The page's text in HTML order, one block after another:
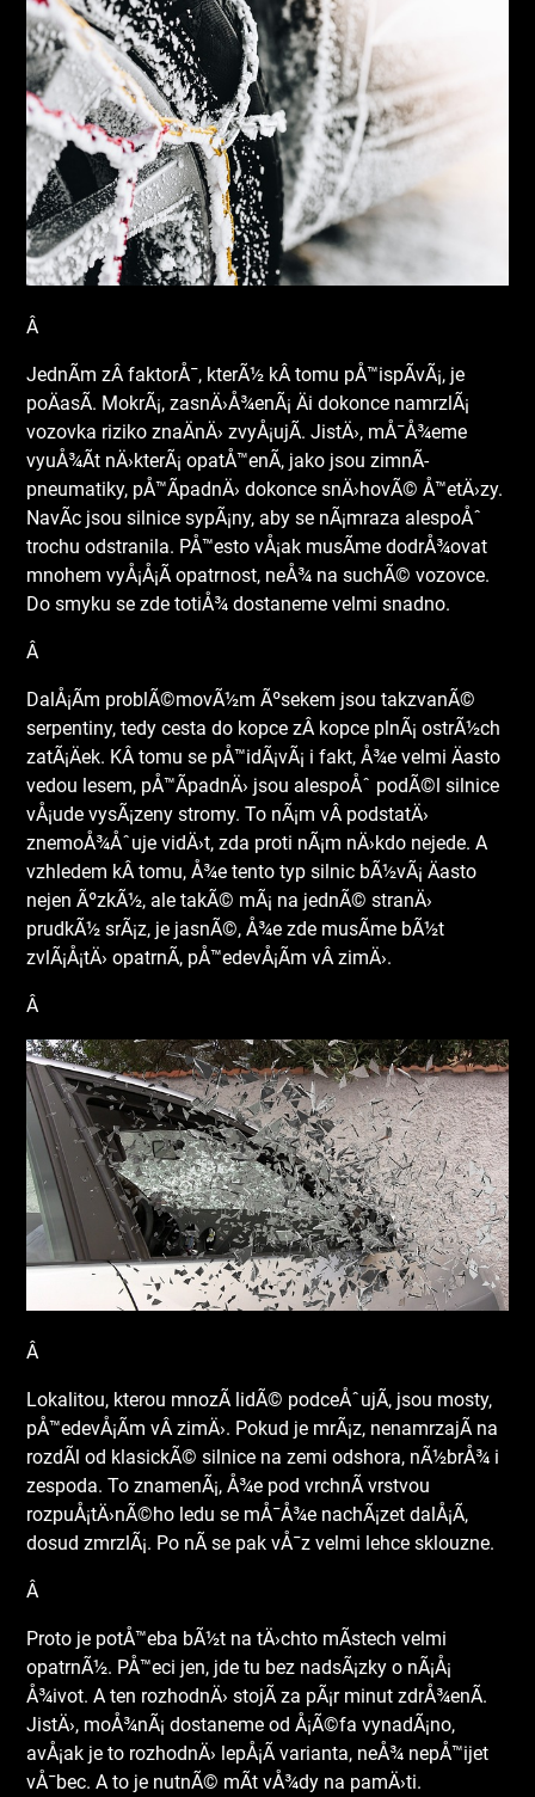
Â
JednÃ­m zÂ faktorÅ¯, kterÃ½ kÂ tomu pÅ™ispÃ­vÃ¡, je
poÄasÃ­. MokrÃ¡, zasnÄ›Å¾enÃ¡ Äi dokonce namrzlÃ¡
vozovka riziko znaÄnÄ› zvyÅ¡ujÃ­. JistÄ›, mÅ¯Å¾eme
vyuÅ¾Ã­t nÄ›kterÃ¡ opatÅ™enÃ­, jako jsou zimnÃ­
pneumatiky, pÅ™Ã­padnÄ› dokonce snÄ›hovÃ© Å™etÄ›zy.
NavÃ­c jsou silnice sypÃ¡ny, aby se nÃ¡mraza alespoÅˆ
trochu odstranila. PÅ™esto vÅ¡ak musÃ­me dodrÅ¾ovat
mnohem vyÅ¡Å¡Ã­ opatrnost, neÅ¾ na suchÃ© vozovce.
Do smyku se zde totiÅ¾ dostaneme velmi snadno.
Â
DalÅ¡Ã­m problÃ©movÃ½m Ãºsekem jsou takzvanÃ©
serpentiny, tedy cesta do kopce zÂ kopce plnÃ¡ ostrÃ½ch
zatÃ¡Äek. KÂ tomu se pÅ™idÃ¡vÃ¡ i fakt, Å¾e velmi Äasto
vedou lesem, pÅ™Ã­padnÄ› jsou alespoÅˆ podÃ©l silnice
vÅ¡ude vysÃ¡zeny stromy. To nÃ¡m vÂ podstatÄ›
znemoÅ¾Åˆuje vidÄ›t, zda proti nÃ¡m nÄ›kdo nejede. A
vzhledem kÂ tomu, Å¾e tento typ silnic bÃ½vÃ¡ Äasto
nejen ÃºzkÃ½, ale takÃ© mÃ¡ na jednÃ© stranÄ›
prudkÃ½ srÃ¡z, je jasnÃ©, Å¾e zde musÃ­me bÃ½t
zvlÃ¡Å¡tÄ› opatrnÃ­, pÅ™edevÅ¡Ã­m vÂ zimÄ›.
Â
Â
Lokalitou, kterou mnozÃ­ lidÃ© podceÅˆujÃ­, jsou mosty,
pÅ™edevÅ¡Ã­m vÂ zimÄ›. Pokud je mrÃ¡z, nenamrzajÃ­ na
rozdÃ­l od klasickÃ© silnice na zemi odshora, nÃ½brÅ¾ i
zespoda. To znamenÃ¡, Å¾e pod vrchnÃ­ vrstvou
rozpuÅ¡tÄ›nÃ©ho ledu se mÅ¯Å¾e nachÃ¡zet dalÅ¡Ã­,
dosud zmrzlÃ¡. Po nÃ­ se pak vÅ¯z velmi lehce sklouzne.
Â
Proto je potÅ™eba bÃ½t na tÄ›chto mÃ­stech velmi
opatrnÃ½. PÅ™eci jen, jde tu bez nadsÃ¡zky o nÃ¡Å¡
Å¾ivot. A ten rozhodnÄ› stojÃ­ za pÃ¡r minut zdrÅ¾enÃ­.
JistÄ›, moÅ¾nÃ¡ dostaneme od Å¡Ã©fa vynadÃ¡no,
avÅ¡ak je to rozhodnÄ› lepÅ¡Ã­ varianta, neÅ¾ nepÅ™ijet
vÅ¯bec. A to je nutnÃ© mÃ­t vÅ¾dy na pamÄ›ti.